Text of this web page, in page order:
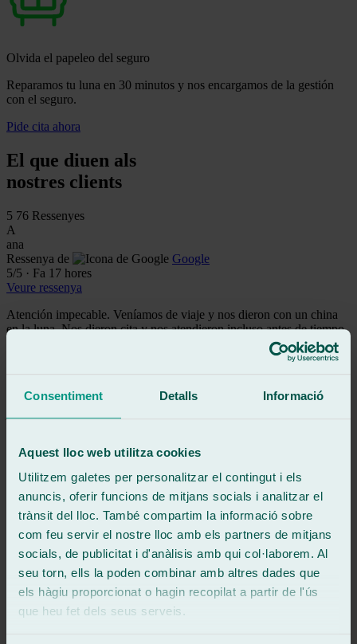
Consentiment Detalls Informació
Aquest lloc web utilitza cookies
Utilitzem galetes per personalitzar el contingut i els
anuncis, oferir funcions de mitjans socials i analitzar el
trànsit del lloc. També compartim la informació sobre
com feu servir el nostre lloc amb els partners de mitjans
socials, de publicitat i d'anàlisis amb qui col·laborem. Al
seu torn, ells la poden combinar amb altres dades que
els hàgiu proporcionat o hagin recopilat a partir de l'ús
que heu fet dels seus serveis.
Olvida el papeleo del seguro
Reparamos tu luna en 30 minutos y nos encargamos de la gestión
con el seguro.
Pide cita ahora
El que diuen als
nostres clients
5 76 Ressenyes
A
ana
Ressenya de
Google
5/5 · Fa 17 hores
Veure ressenya
Atención impecable. Veníamos de viaje y nos dieron con un china
en la luna. Nos dieron cita y nos atendieron incluso antes de tiempo.
Veure ressenya
Unos profesionales. Me intentaron ayudar en todo momento y
fueron muy flexibles con el horario, ademas gestionaron todo el
papeleo por mi. Super recomendable tratar con ellos, especialmente
Veure ressenya
Ressenya de
Google
/5· Fa 4 mesos